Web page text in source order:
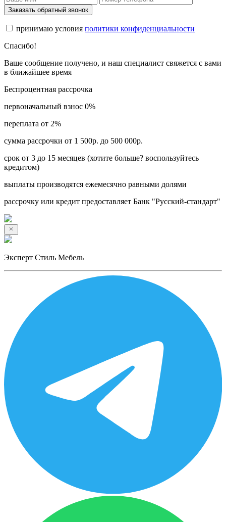
Заказать обратный звонок
принимаю условия политики конфиденциальности
Спасибо!
Ваше сообщение получено, и наш специалист свяжется с вами
в ближайшее время
Беспроцентная рассрочка
первоначальный взнос 0%
переплата от 2%
сумма рассрочки от 1 500р. до 500 000р.
срок от 3 до 15 месяцев (хотите больше? воспользуйтесь
кредитом)
выплаты производятся ежемесячно равными долями
рассрочку или кредит предоставляет Банк "Русский-стандарт"
Эксперт Стиль Мебель